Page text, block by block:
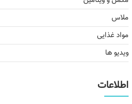
ملاس
مواد غذایی
ویدیو ها
اطلاعات